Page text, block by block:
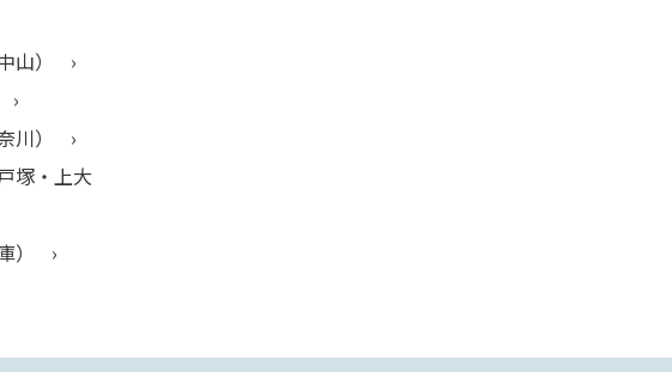
山）
川）
塚・上大
）